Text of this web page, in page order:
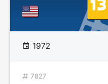
1972
7827